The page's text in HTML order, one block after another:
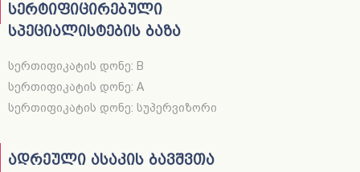
სერტიფიცირებული
სპეციალისტების ბაზა
სერთიფიკატის დონე: B
სერთიფიკატის დონე: A
სერთიფიკატის დონე: სუპერვიზორი
ადრეული ასაკის ბავშვთა